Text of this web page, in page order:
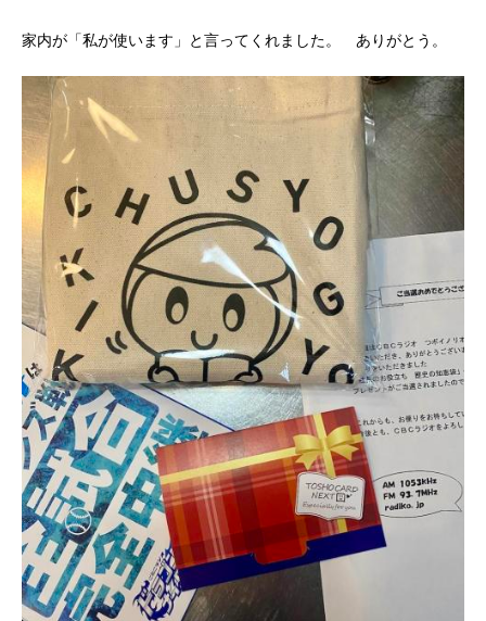
家内が「私が使います」と言ってくれました。 ありがとう。